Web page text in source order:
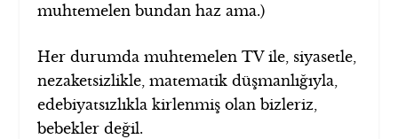
muhtemelen bundan haz ama.)
Her durumda muhtemelen TV ile, siyasetle,
nezaketsizlikle, matematik düşmanlığıyla,
edebiyatsızlıkla kirlenmiş olan bizleriz,
bebekler değil.